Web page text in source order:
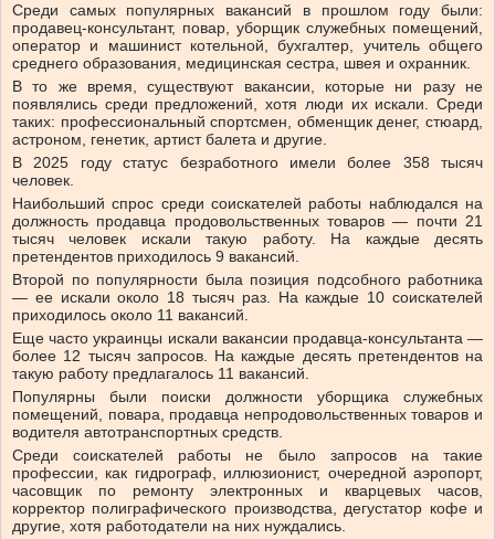
Среди самых популярных вакансий в прошлом году были:
продавец-консультант, повар, уборщик служебных помещений,
оператор и машинист котельной, бухгалтер, учитель общего
среднего образования, медицинская сестра, швея и охранник.
В то же время, существуют вакансии, которые ни разу не
появлялись среди предложений, хотя люди их искали. Среди
таких: профессиональный спортсмен, обменщик денег, стюард,
астроном, генетик, артист балета и другие.
В 2025 году статус безработного имели более 358 тысяч
человек.
Наибольший спрос среди соискателей работы наблюдался на
должность продавца продовольственных товаров — почти 21
тысяч человек искали такую ​​работу. На каждые десять
претендентов приходилось 9 вакансий.
Второй по популярности была позиция подсобного работника
— ее искали около 18 тысяч раз. На каждые 10 соискателей
приходилось около 11 вакансий.
Еще часто украинцы искали вакансии продавца-консультанта —
более 12 тысяч запросов. На каждые десять претендентов на
такую ​​работу предлагалось 11 вакансий.
Популярны были поиски должности уборщика служебных
помещений, повара, продавца непродовольственных товаров и
водителя автотранспортных средств.
Среди соискателей работы не было запросов на такие
профессии, как гидрограф, иллюзионист, очередной аэропорт,
часовщик по ремонту электронных и кварцевых часов,
корректор полиграфического производства, дегустатор кофе и
другие, хотя работодатели на них нуждались.